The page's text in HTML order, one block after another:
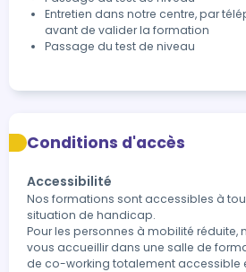
Entretien dans notre centre, par
avant de valider la formation
Passage du test de niveau
Conditions d'accès
Accessibilité
Nos formations sont accessibles à
situation de handicap.
Pour les personnes à mobilité réduite,
vous accueillir dans une salle de
de co-working totalement accessible